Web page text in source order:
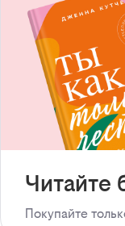
Читайте
Покупайте